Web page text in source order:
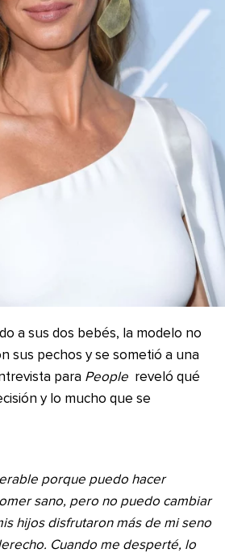
a sus dos bebés, la modelo no
sus pechos y se sometió a una
para People reveló qué
y lo mucho que se
porque puedo hacer
sano, pero no puedo cambiar
hijos disfrutaron más de mi seno
Cuando me desperté, lo